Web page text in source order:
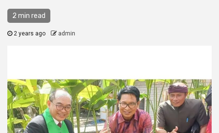
2 min read
2 years ago admin